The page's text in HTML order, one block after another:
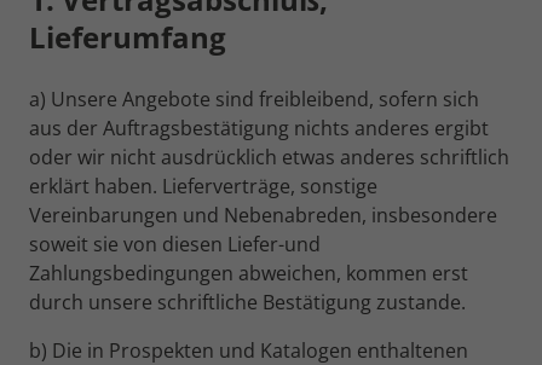
Lieferumfang
a) Unsere Angebote sind freibleibend, sofern sich
aus der Auftragsbestätigung nichts anderes ergibt
oder wir nicht ausdrücklich etwas anderes schriftlich
erklärt haben. Lieferverträge, sonstige
Vereinbarungen und Nebenabreden, insbesondere
soweit sie von diesen Liefer-und
Zahlungsbedingungen abweichen, kommen erst
durch unsere schriftliche Bestätigung zustande.
b) Die in Prospekten und Katalogen enthaltenen
Zweck
allen Seitenanfragen bei.
Name cookie_optin
Anbieter Pinter-Guss GmbH
Laufzeit 1 Jahr
Zweck
Speichert den Zustimmungsstatus des
Benutzers für Cookies auf der aktuellen
Domäne
Name _ga_
Anbieter Google Analytics
Laufzeit 1 Jahr
Zweck
Dient zur Unterscheidung von
Benutzern, speichert und zählt
Seitenaufrufe.
Laufzeit 13 Monate
Zweck
Misst die Leistung von TikTok
Werbekampagnen und personalisiert
das Nutzererlebnis (einschließlich
Anzeigen) auf TikTok.
Name _tt_enable_cookie
Anbieter TikTok
Laufzeit 13 Monate
Wir verwenden auf unserer Website externe Inhalte, um
Ihnen zusätzliche Informationen anzubieten.